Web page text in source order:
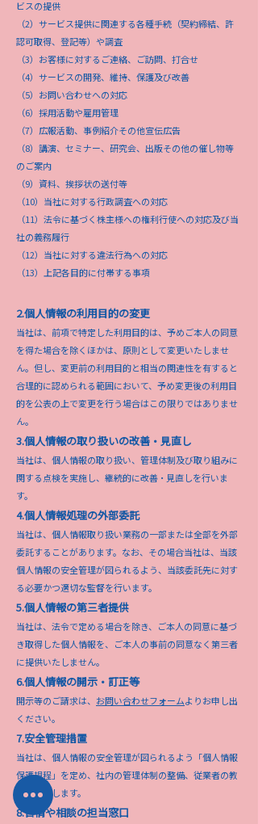
ビスの提供
（2）サービス提供に関連する各種手続（契約締結、許
認可取得、登記等）や調査
（3）お客様に対するご連絡、ご訪問、打合せ
（4）サービスの開発、維持、保護及び改善
（5）お問い合わせへの対応
（6）採用活動や雇用管理
（7）広報活動、事例紹介その他宣伝広告
（8）講演、セミナー、研究会、出版その他の催し物等
のご案内
（9）資料、挨拶状の送付等
（10）当社に対する行政調査への対応
（11）法令に基づく株主様への権利行使への対応及び当
社の義務履行
（12）当社に対する違法行為への対応
（13）上記各目的に付帯する事項
2.個人情報の利用目的の変更
当社は、前項で特定した利用目的は、予めご本人の同意
を得た場合を除くほかは、原則として変更いたしませ
ん。但し、変更前の利用目的と相当の関連性を有すると
合理的に認められる範囲において、予め変更後の利用目
的を公表の上で変更を行う場合はこの限りではありませ
ん。
3.個人情報の取り扱いの改善・見直し
当社は、個人情報の取り扱い、管理体制及び取り組みに
関する点検を実施し、継続的に改善・見直しを行いま
す。
4.個人情報処理の外部委託
当社は、個人情報取り扱い業務の一部または全部を外部
委託することがあります。なお、その場合当社は、当該
個人情報の安全管理が図られるよう、当該委託先に対す
る必要かつ適切な監督を行います。
5.個人情報の第三者提供
当社は、法令で定める場合を除き、ご本人の同意に基づ
き取得した個人情報を、ご本人の事前の同意なく第三者
に提供いたしません。
6.個人情報の開示・訂正等
開示等のご請求は、 お問い合わせフォームよりお申し出
ください。
7.安全管理措置
当社は、個人情報の安全管理が図られるよう「個人情報
保護規程」を定め、社内の管理体制の整備、従業者の教
育を実施します。
8.苦情や相談の担当窓口